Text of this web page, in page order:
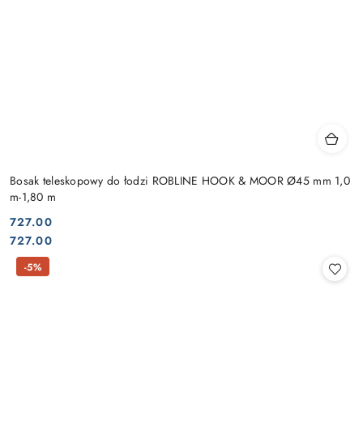
Bosak teleskopowy do łodzi ROBLINE HOOK & MOOR Ø45 mm 1,0
m-1,80 m
Cena:
727.00
Cena:
727.00
-5%